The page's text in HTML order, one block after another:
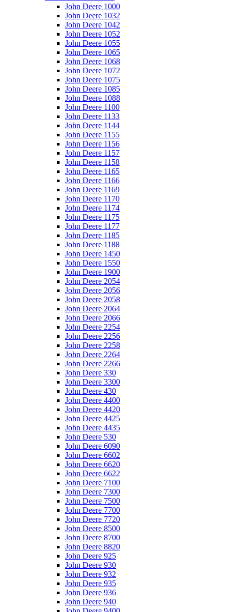
John Deere 1000
John Deere 1032
John Deere 1042
John Deere 1052
John Deere 1055
John Deere 1065
John Deere 1068
John Deere 1072
John Deere 1075
John Deere 1085
John Deere 1088
John Deere 1100
John Deere 1133
John Deere 1144
John Deere 1155
John Deere 1156
John Deere 1157
John Deere 1158
John Deere 1165
John Deere 1166
John Deere 1169
John Deere 1170
John Deere 1174
John Deere 1175
John Deere 1177
John Deere 1185
John Deere 1188
John Deere 1450
John Deere 1550
John Deere 1900
John Deere 2054
John Deere 2056
John Deere 2058
John Deere 2064
John Deere 2066
John Deere 2254
John Deere 2256
John Deere 2258
John Deere 2264
John Deere 2266
John Deere 330
John Deere 3300
John Deere 430
John Deere 4400
John Deere 4420
John Deere 4425
John Deere 4435
John Deere 530
John Deere 6090
John Deere 6602
John Deere 6620
John Deere 6622
John Deere 7100
John Deere 7300
John Deere 7500
John Deere 7700
John Deere 7720
John Deere 8500
John Deere 8700
John Deere 8820
John Deere 925
John Deere 930
John Deere 932
John Deere 935
John Deere 936
John Deere 940